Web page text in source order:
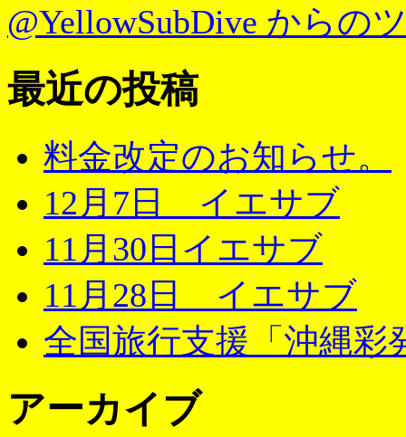
@YellowSubDive からの
最近の投稿
料金改定のお知らせ。
12月7日 イエサブ
11月30日イエサブ
11月28日 イエサブ
全国旅行支援「沖縄彩
アーカイブ